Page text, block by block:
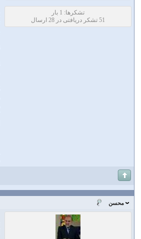
تشکرها: 1 بار
51 تشکر دریافتی در 28 ارسال
محسن